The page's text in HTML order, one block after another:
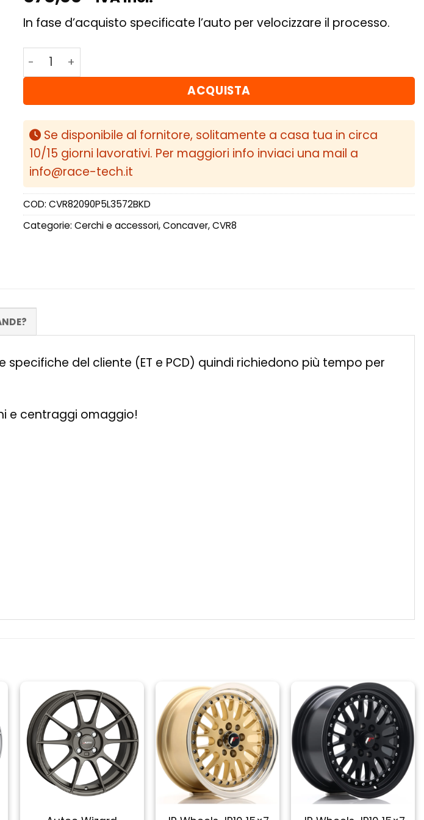
In fase d’acquisto specificate l’auto per velocizzare il processo.
Concaver CVR8 20x9 ET35 5x112 Black Diamond Cut quantità
ACQUISTA
Se disponibile al fornitore, solitamente a casa tua in circa
10/15 giorni lavorativi. Per maggiori info inviaci una mail a
info@race-tech.it
COD: CVR82090P5L3572BKD
Categorie: Cerchi e accessori,Concaver,CVR8
specifiche del cliente (ET e PCD) quindi richiedono più tempo per
e centraggi omaggio!